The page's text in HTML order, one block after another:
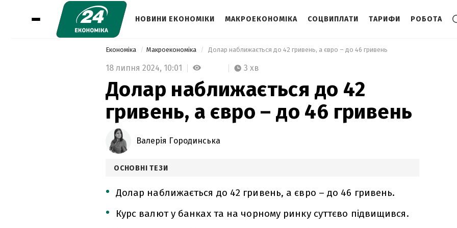
НОВИНИ ЕКОНОМІКИ МАКРОЕКОНОМІКА СОЦВИПЛАТИ ТАРИФИ РОБОТА
Економіка Макроекономіка Долар наближається до 42 гривень, а євро – до 46 гривень
18 липня 2024, 10:01 3 хв
Долар наближається до 42
гривень, а євро – до 46 гривень
Валерія Городинська
ОСНОВНІ ТЕЗИ
Долар наближається до 42 гривень, а євро – до 46 гривень.
Курс валют у банках та на чорному ринку суттєво підвищився.